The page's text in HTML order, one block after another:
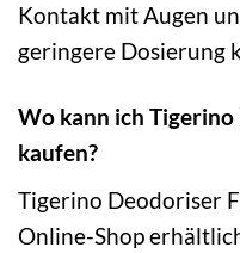
Kontakt mit Augen
geringere Dosierung
Wo kann ich
kaufen?
Tigerino Deodoriser
Online-Shop